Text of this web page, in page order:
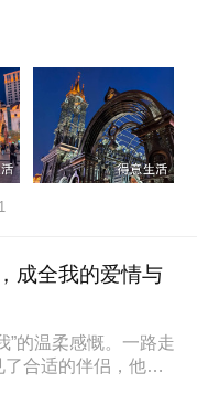
成全我的爱情与
”的温柔感慨。一路走
合适的伴侣，他也